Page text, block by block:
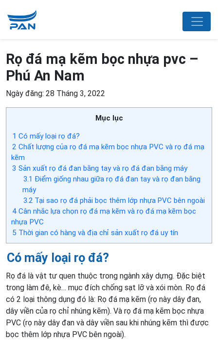
Rọ đá mạ kẽm bọc nhựa pvc –
Phú An Nam
Ngày đăng: 28 Tháng 3, 2022
Mục lục
1 Có mấy loại rọ đá?
2 Chất lượng của rọ đá mạ kẽm bọc nhựa PVC và rọ đá mạ
kẽm
3 Sản xuất rọ đá đan bằng tay và rọ đá đan bằng máy
3.1 Điểm giống nhau giữa rọ đá đan tay và rọ đan bằng
máy
3.2Tại sao rọ đá phải bọc thêm lớp nhựa PVC bên ngoài
4 Cân nhắc lựa chọn rọ đá mạ kẽm và rọ đá mạ kẽm bọc
nhựa PVC
5 Thời gian có hàng và địa chỉ sản xuất rọ đá uy tín
Có mấy loại rọ đá?
Rọ đá là vật tư quen thuộc trong ngành xây dựng. Đặc biệt
trong làm đê, kè… mục đích chống sạt lỡ và xói mòn. Rọ đá
có 2 loại thông dụng đó là: Rọ đá mạ kẽm (rọ này dây đan,
dây viền của rọ chỉ nhúng kẽm). Và rọ đá mạ kẽm bọc nhựa
PVC (rọ này dây đan và dây viền sau khi nhúng kẽm thì được
bọc thêm lớp nhựa PVC bên ngoài).